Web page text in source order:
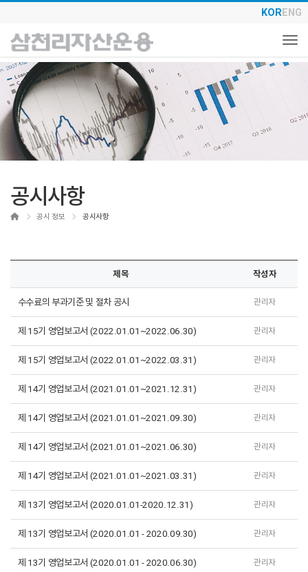
KORENG
공시사항
Home공시 정보 공시사항
제목 작성자
수수료의 부과기준 및 절차 공시 관리자
제 15기 영업보고서 (2022.01.01~2022.06.30) 관리자
제 15기 영업보고서 (2022.01.01~2022.03.31) 관리자
제 14기 영업보고서 (2021.01.01~2021.12.31) 관리자
제 14기 영업보고서 (2021.01.01~2021.09.30) 관리자
제 14기 영업보고서 (2021.01.01~2021.06.30) 관리자
제 14기 영업보고서 (2021.01.01~2021.03.31) 관리자
제 13기 영업보고서 (2020.01.01-2020.12.31) 관리자
제 13기 영업보고서 (2020.01.01 - 2020.09.30) 관리자
제 13기 영업보고서 (2020.01.01 - 2020.06.30) 관리자